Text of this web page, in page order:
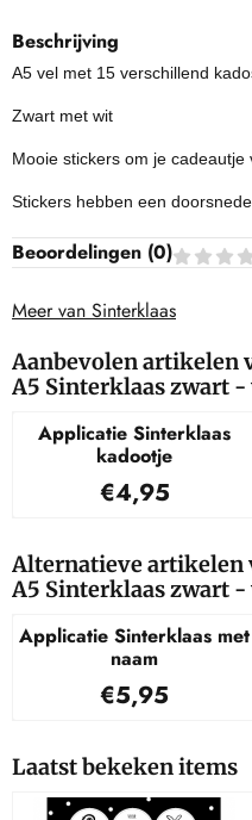
Beschrijving
A5 vel met 15 verschillend
Zwart met wit
Mooie stickers om je
Stickers hebben een
Beoordelingen (0)
Meer van Sinterklaas
Aanbevolen artikelen
A5 Sinterklaas zwart
Applicatie Sinterklaas
kadootje
Prijs: 4,95
€4,95
Alternatieve artikelen
A5 Sinterklaas zwart
Applicatie Sinterklaas met
naam
Prijs: 5,95
€5,95
Laatst bekeken items